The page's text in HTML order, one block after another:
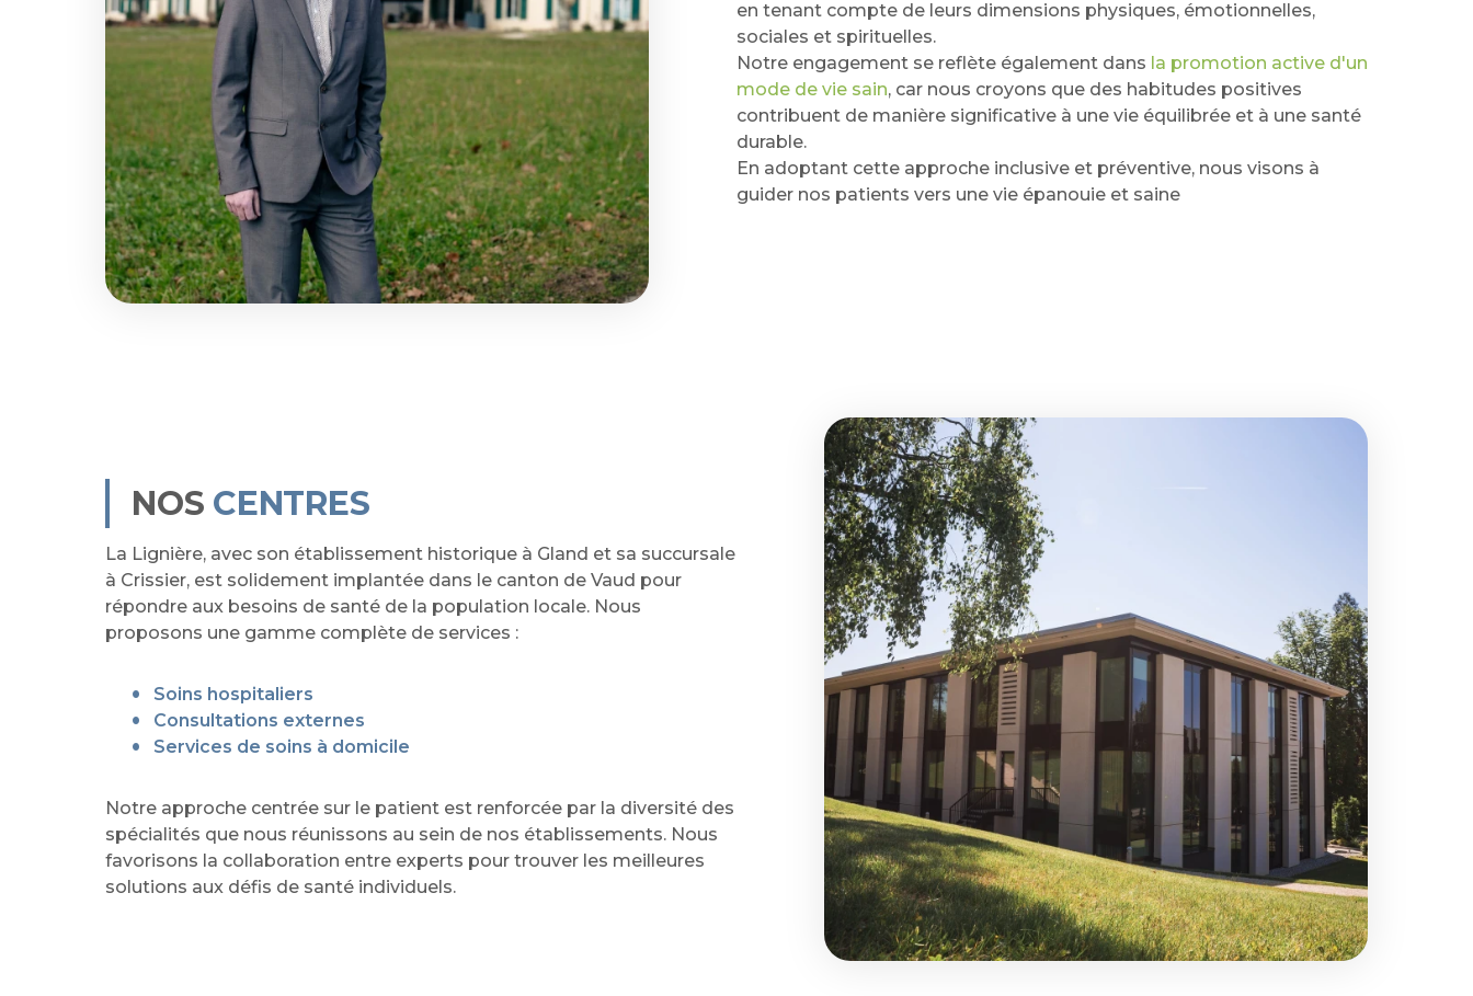
en tenant compte de leurs dimensions physiques, émotionnelles,
sociales et spirituelles.
Notre engagement se reflète également dans la promotion active d'un
mode de vie sain, car nous croyons que des habitudes positives
contribuent de manière significative à une vie équilibrée et à une santé
durable.
En adoptant cette approche inclusive et préventive, nous visons à
guider nos patients vers une vie épanouie et saine
NOS CENTRES
La Lignière, avec son établissement historique à Gland et sa succursale
à Crissier, est solidement implantée dans le canton de Vaud pour
répondre aux besoins de santé de la population locale. Nous
proposons une gamme complète de services :
Soins hospitaliers
Consultations externes
Services de soins à domicile
Notre approche centrée sur le patient est renforcée par la diversité des
spécialités que nous réunissons au sein de nos établissements. Nous
favorisons la collaboration entre experts pour trouver les meilleures
solutions aux défis de santé individuels.